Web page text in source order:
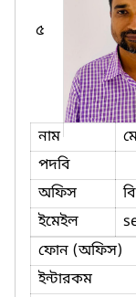
৫
নাম
পদবি
অফিস
ইমেইল
ফোন (অফিস)
ইন্টারকম